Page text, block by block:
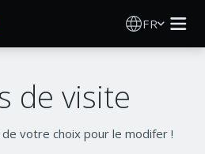
FR
IAde visite
votre choix pour le modifer !